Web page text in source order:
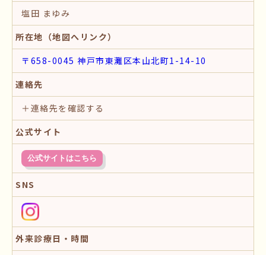
塩田 まゆみ
所在地（地図へリンク）
〒658-0045 神戸市東灘区本山北町1-14-10
連絡先
＋連絡先を確認する
公式サイト
公式サイトはこちら
SNS
外来診療日・時間